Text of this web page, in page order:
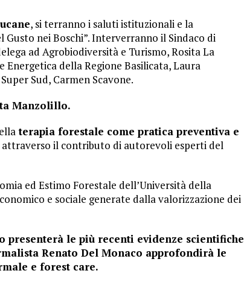
, si terranno i saluti istituzionali e la
nei Boschi”. Interverranno il Sindaco di
ad Agrobiodiversità e Turismo, Rosita La
Energetica della Regione Basilicata, Laura
Sud, Carmen Scavone.
Manzolillo.
terapia forestale come pratica preventiva e
attraverso il contributo di autorevoli esperti del
ed Estimo Forestale dell’Università della
e sociale generate dalla valorizzazione dei
presenterà le più recenti evidenze scientifiche
Renato Del Monaco approfondirà le
e forest care.